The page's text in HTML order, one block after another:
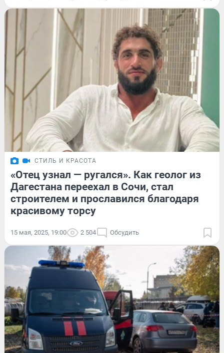
СТИЛЬ И КРАСОТА
«Отец узнал — ругался». Как геолог из
Дагестана переехал в Сочи, стал
строителем и прославился благодаря
красивому торсу
15 мая, 2025, 19:00 2 504 Обсудить